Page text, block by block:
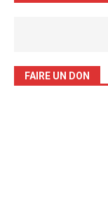
FAIRE UN DON